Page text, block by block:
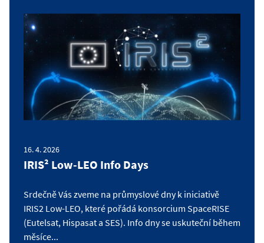
16. 4. 2026
IRIS² Low-LEO Info Days
Srdečně Vás zveme na průmyslové dny k iniciativě
IRIS2 Low-LEO, které pořádá konsorcium SpaceRISE
(Eutelsat, Hispasat a SES). Info dny se uskuteční během
měsíce...